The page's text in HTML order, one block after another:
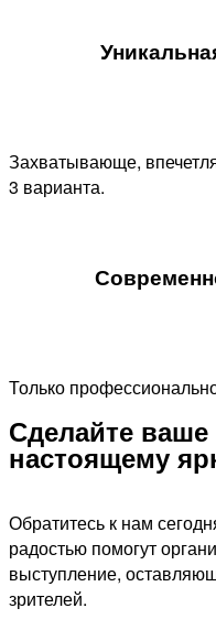
Захватывающе,
3 варианта.
Только
Сделайте
настоящему
Обратитесь к нам
радостью помогут
выступление,
зрителей.